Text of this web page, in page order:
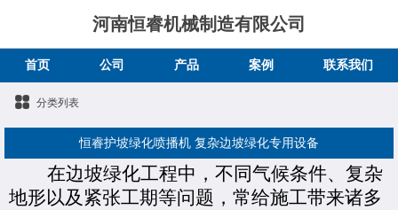
河南恒睿机械制造有限公司
首页 公司 产品 案例 联系我们
分类列表
恒睿护坡绿化喷播机 复杂边坡绿化专用设备
在边坡绿化工程中，不同气候条件、复杂
地形以及紧张工期等问题，常给施工带来诸多